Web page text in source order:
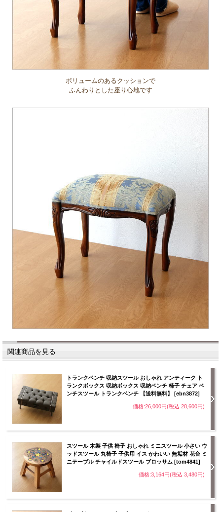
ボリュームのあるクッションで
ふんわりとした座り心地です
関連商品を見る
トランクベンチ 収納スツール おしゃれ アンティーク ト
ランクボックス 収納ボックス 収納ベンチ 椅子 チェア ベ
ンチスツール トランクベンチ 【送料無料】 [ebn3872]
価格:26,000円(税込 28,600円)
スツール 木製 子供 椅子 おしゃれ ミニスツール 小さい ウ
ッドスツール 丸椅子 子供用 イス かわいい 無垢材 花台 ミ
ニテーブル チャイルドスツール ブロッサム [tom4841]
価格:3,164円(税込 3,480円)